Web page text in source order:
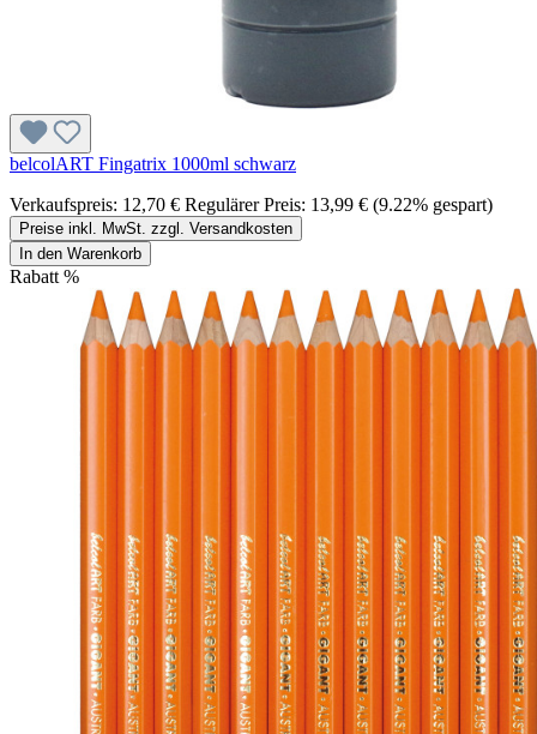
belcolART Fingatrix 1000ml schwarz
Verkaufspreis: 12,70 € Regulärer Preis: 13,99 € (9.22% gespart)
Preise inkl. MwSt. zzgl. Versandkosten
In den Warenkorb
Rabatt %